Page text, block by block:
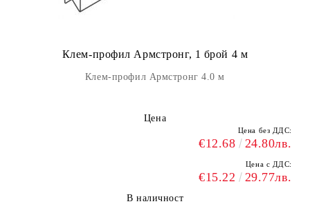
Клем-профил Армстронг, 1 брой 4 м
Клем-профил Армстронг 4.0 м
Цена
Цена без ДДС:
€12.68 24.80лв.
Цена с ДДС:
€15.22 29.77лв.
В наличност